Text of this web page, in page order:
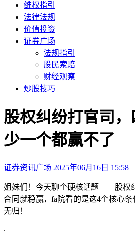
维权指引
法律法规
价值投资
证券广场
法规指引
股民索赔
财经观察
炒股技巧
股权纠纷打官司，
少一个都赢不了
证券资讯广场 2025年06月16日 15:58
姐妹们！今天聊个硬核话题——股权
合同就稳赢，fa院看的是这4个核心
无归！
.